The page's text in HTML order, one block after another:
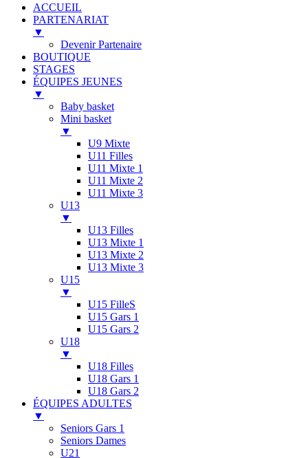
ACCUEIL
PARTENARIAT
▼
Devenir Partenaire
BOUTIQUE
STAGES
ÉQUIPES JEUNES
▼
Baby basket
Mini basket
▼
U9 Mixte
U11 Filles
U11 Mixte 1
U11 Mixte 2
U11 Mixte 3
U13
▼
U13 Filles
U13 Mixte 1
U13 Mixte 2
U13 Mixte 3
U15
▼
U15 FilleS
U15 Gars 1
U15 Gars 2
U18
▼
U18 Filles
U18 Gars 1
U18 Gars 2
ÉQUIPES ADULTES
▼
Seniors Gars 1
Seniors Dames
U21